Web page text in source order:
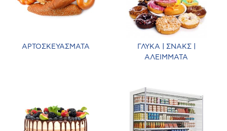
ΑΡΤΟΣΚΕΥΑΣΜΑΤΑ
ΓΛΥΚΑ | ΣΝΑΚΣ |
ΑΛΕΙΜΜΑΤΑ